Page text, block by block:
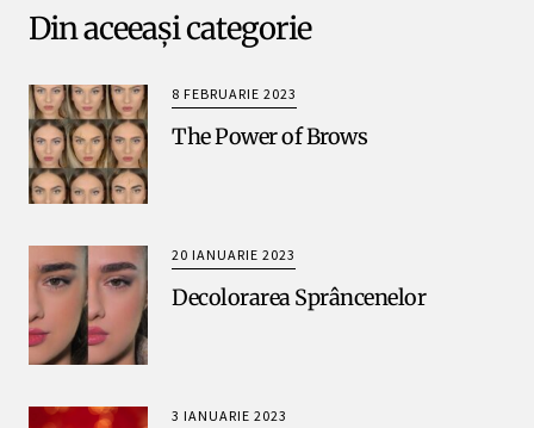
Din aceeași categorie
8 FEBRUARIE 2023
The Power of Brows
20 IANUARIE 2023
Decolorarea Sprâncenelor
3 IANUARIE 2023